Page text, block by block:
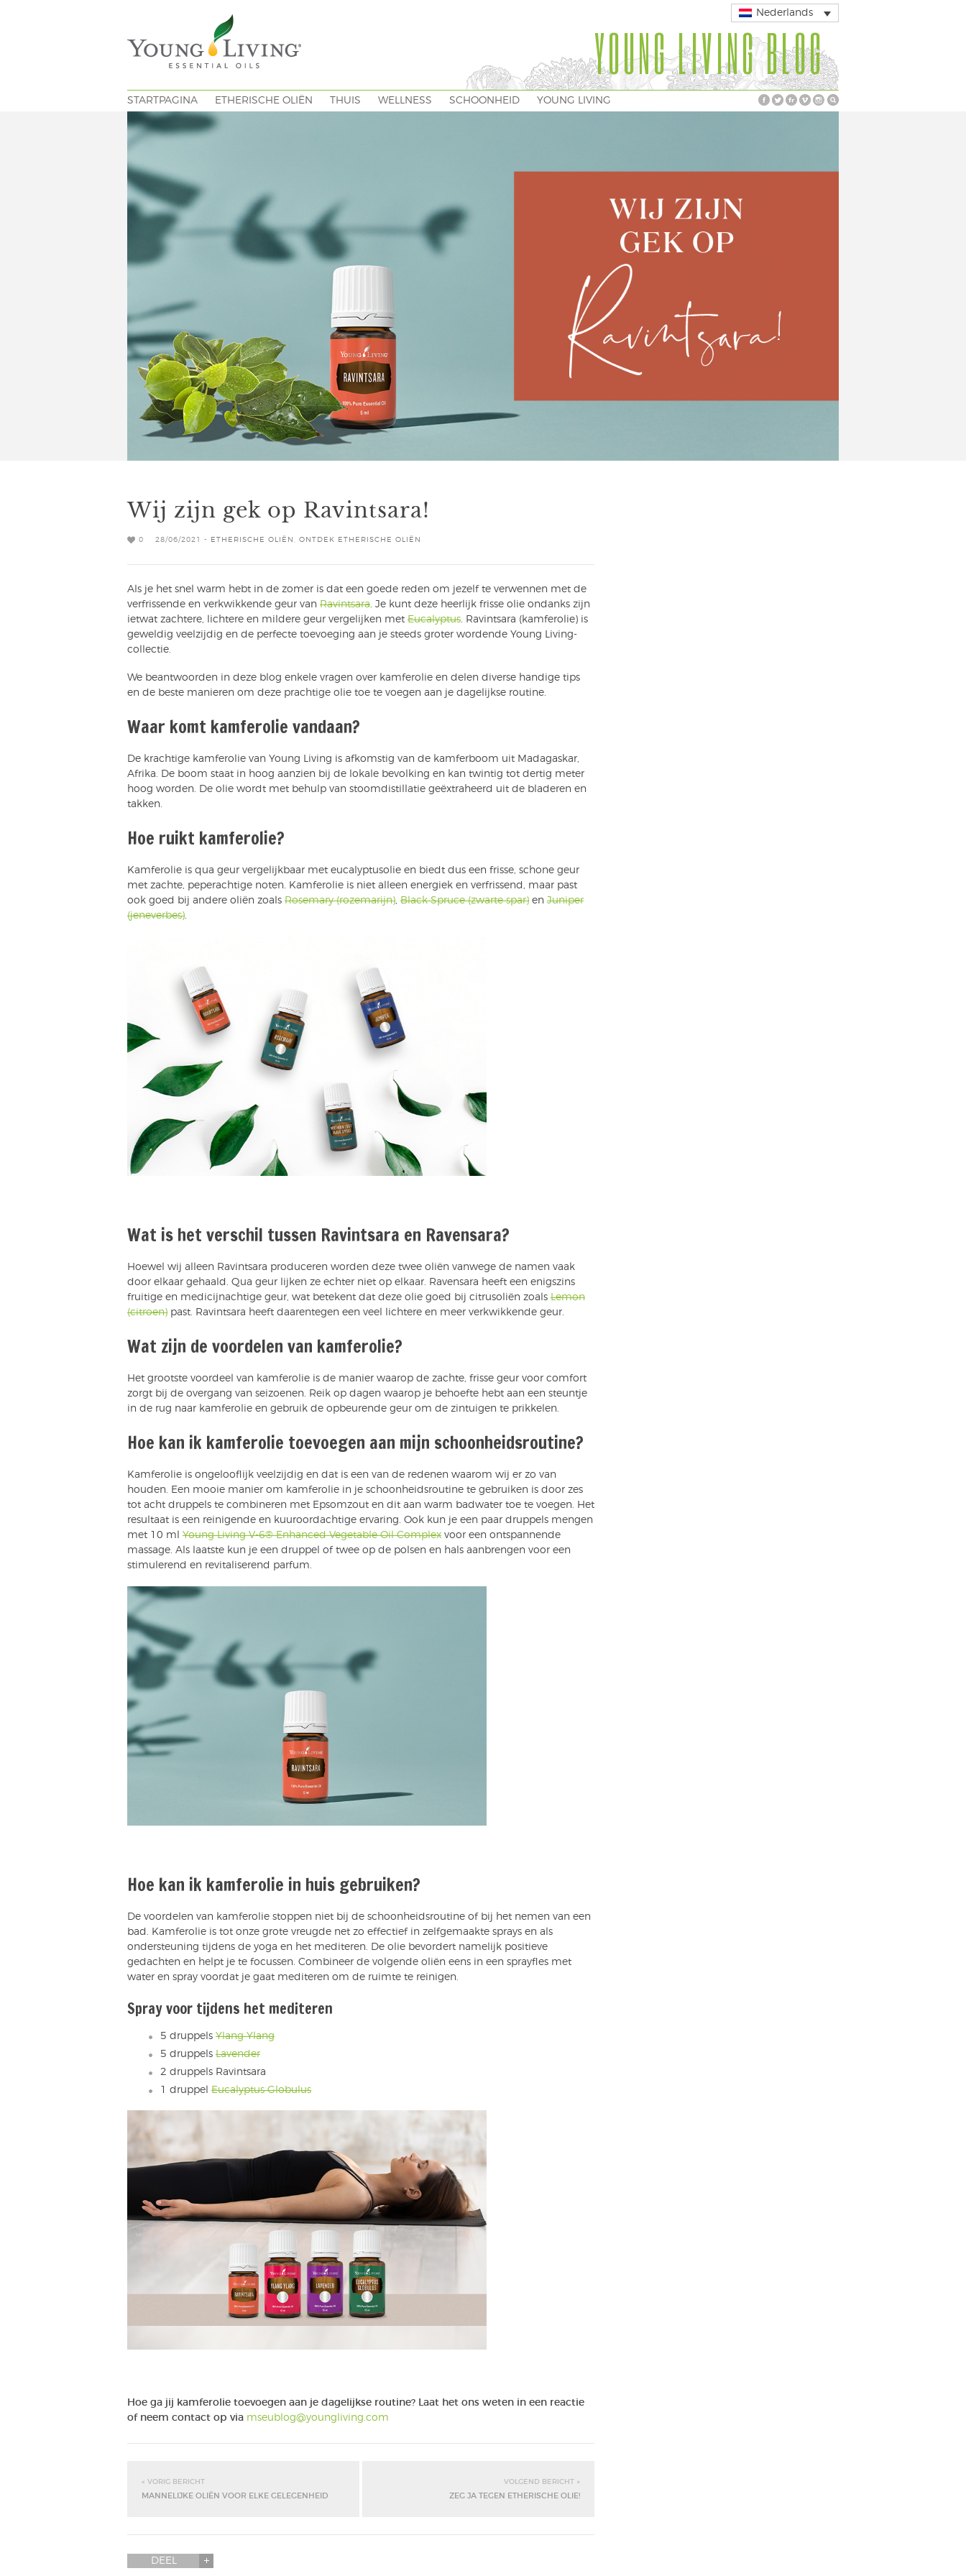
Nederlands
YOUNG LIVING BLOG
STARTPAGINA ETHERISCHE OLIËN THUIS WELLNESS SCHOONHEID YOUNG LIVING
Wij zijn gek op Ravintsara!
0 28/06/2021 - ETHERISCHE OLIËN ONTDEK ETHERISCHE OLIËN
Als je het snel warm hebt in de zomer is dat een goede reden om jezelf te verwennen met de
verfrissende en verkwikkende geur van Ravintsara . Je kunt deze heerlijk frisse olie ondanks zijn
ietwat zachtere, lichtere en mildere geur vergelijken met Eucalyptus . Ravintsara (kamferolie) is
geweldig veelzijdig en de perfecte toevoeging aan je steeds groter wordende Young Living-
collectie.
We beantwoorden in deze blog enkele vragen over kamferolie en delen diverse handige tips
en de beste manieren om deze prachtige olie toe te voegen aan je dagelijkse routine.
Waar komt kamferolie vandaan?
De krachtige kamferolie van Young Living is afkomstig van de kamferboom uit Madagaskar,
Afrika. De boom staat in hoog aanzien bij de lokale bevolking en kan twintig tot dertig meter
hoog worden. De olie wordt met behulp van stoomdistillatie geëxtraheerd uit de bladeren en
takken.
Hoe ruikt kamferolie?
Kamferolie is qua geur vergelijkbaar met eucalyptusolie en biedt dus een frisse, schone geur
met zachte, peperachtige noten. Kamferolie is niet alleen energiek en verfrissend, maar past
ook goed bij andere oliën zoals Rosemary (rozemarijn) Black Spruce (zwarte spar) en Juniper
(jeneverbes)
Wat is het verschil tussen Ravintsara en Ravensara?
Hoewel wij alleen Ravintsara produceren worden deze twee oliën vanwege de namen vaak
door elkaar gehaald. Qua geur lijken ze echter niet op elkaar. Ravensara heeft een enigszins
fruitige en medicijnachtige geur, wat betekent dat deze olie goed bij citrusoliën zoals Lemon
(citroen) past. Ravintsara heeft daarentegen een veel lichtere en meer verkwikkende geur.
Wat zijn de voordelen van kamferolie?
Het grootste voordeel van kamferolie is de manier waarop de zachte, frisse geur voor comfort
zorgt bij de overgang van seizoenen. Reik op dagen waarop je behoefte hebt aan een steuntje
in de rug naar kamferolie en gebruik de opbeurende geur om de zintuigen te prikkelen.
Hoe kan ik kamferolie toevoegen aan mijn schoonheidsroutine?
Kamferolie is ongelooflijk veelzijdig en dat is een van de redenen waarom wij er zo van
houden. Een mooie manier om kamferolie in je schoonheidsroutine te gebruiken is door zes
tot acht druppels te combineren met Epsomzout en dit aan warm badwater toe te voegen. Het
resultaat is een reinigende en kuuroordachtige ervaring. Ook kun je een paar druppels mengen
met 10 ml Young Living V-6® Enhanced Vegetable Oil Complex voor een ontspannende
massage. Als laatste kun je een druppel of twee op de polsen en hals aanbrengen voor een
stimulerend en revitaliserend parfum.
Hoe kan ik kamferolie in huis gebruiken?
De voordelen van kamferolie stoppen niet bij de schoonheidsroutine of bij het nemen van een
bad. Kamferolie is tot onze grote vreugde net zo effectief in zelfgemaakte sprays en als
ondersteuning tijdens de yoga en het mediteren. De olie bevordert namelijk positieve
gedachten en helpt je te focussen. Combineer de volgende oliën eens in een sprayfles met
water en spray voordat je gaat mediteren om de ruimte te reinigen.
Spray voor tijdens het mediteren
5 druppels Ylang Ylang
5 druppels Lavender
2 druppels Ravintsara
1 druppel Eucalyptus Globulus
Hoe ga jij kamferolie toevoegen aan je dagelijkse routine? Laat het ons weten in een reactie
of neem contact op via mseublog@youngliving.com
« VORIG BERICHT
MANNELIJKE OLIËN VOOR ELKE GELEGENHEID
VOLGEND BERICHT »
ZEG JA TEGEN ETHERISCHE OLIE!
DEEL